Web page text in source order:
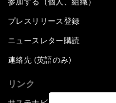
プレスリリース登録
ニュースレター購読
連絡先 (英語のみ)
リンク